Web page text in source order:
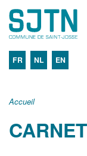
FR NL EN
Accueil